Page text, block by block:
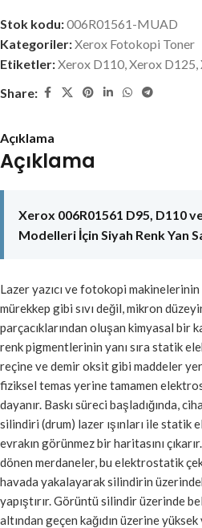
Stok kodu:006R01561-MUAD
Kategoriler:Xerox Fotokopi Toner
Etiketler:Xerox D110 Xerox D125
Share:
Açıklama
Açıklama
Xerox 006R01561 D95, D110
Modelleri İçin Siyah Renk Yan
Lazer yazıcı ve fotokopi
mürekkep gibi sıvı değil, mikron
parçacıklarından oluşan kimyasal bir
renk pigmentlerinin yanı sıra statik
reçine ve demir oksit gibi maddeler yer
fiziksel temas yerine tamamen
dayanır. Baskı süreci başladığında,
silindiri (drum) lazer ışınları ile statik
evrakın görünmez bir haritasını
dönen merdaneler, bu elektrostatik
havada yakalayarak silindirin
yapıştırır. Görüntü silindir üzerinde
altından geçen kağıdın üzerine